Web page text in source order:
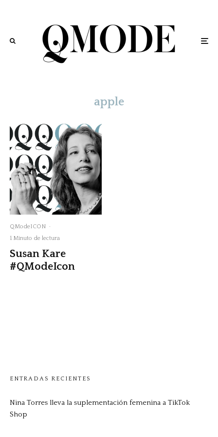
apple
QModeICON
·
1 Minuto de lectura
Susan Kare
#QModeIcon
ENTRADAS RECIENTES
Nina Torres lleva la suplementación femenina a TikTok
Shop